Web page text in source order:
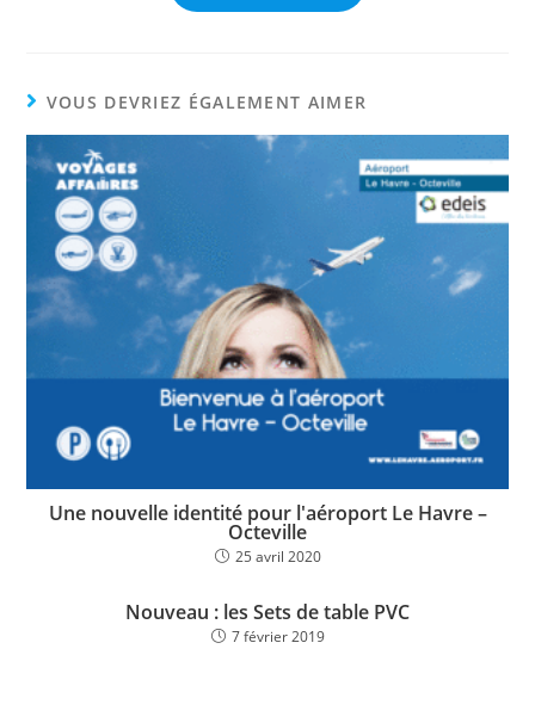
VOUS DEVRIEZ ÉGALEMENT AIMER
Une nouvelle identité pour l'aéroport Le Havre –
Octeville
25 avril 2020
Nouveau : les Sets de table PVC
7 février 2019